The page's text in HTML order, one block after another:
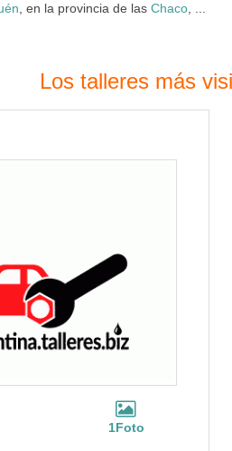
, en la provincia de las Chaco, ...
Los talleres más
1Foto